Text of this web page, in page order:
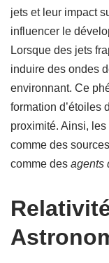
jets et leur impact
influencer le
Lorsque des jets
induire des ondes
environnant. Ce
formation d’étoiles
proximité. Ainsi,
comme des
comme des agents